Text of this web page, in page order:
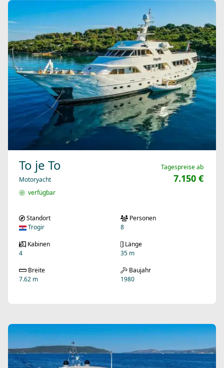
To je To
Motoryacht
verfügbar
Tagespreise ab
7.150 €
Standort
Trogir
Personen
8
Kabinen
4
Länge
35 m
Breite
7.62 m
Baujahr
1980